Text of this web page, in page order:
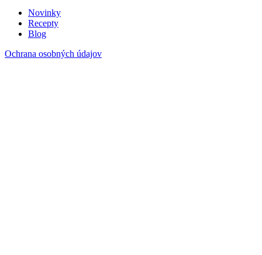
Novinky
Recepty
Blog
Ochrana osobných údajov